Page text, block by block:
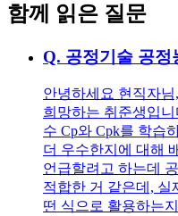
함께 읽은 질문
Q. 공정기술 공정
안녕하세요 현직자
희망하는 취준생입
수 Cp와 Cpk를 학습
더 우수한지에 대해
언급할려고 하는데
적합한 거 같은데, 실
떤 식으로 활용하는